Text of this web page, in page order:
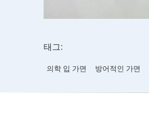
태그:
의학 입 가면 방어적인 가면